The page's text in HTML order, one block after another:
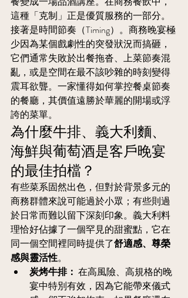
這種「克制」正是優質服務的一部分。
接著是時間節奏（Timing）。商務晚宴極
少因為某個戲劇性的突發狀況而搞砸，
它們通常失敗於出餐拖沓、上菜節奏混
亂，或是空間在最不該吵雜的時刻變得
震耳欲聾。一家懂得如何掌控餐桌節奏
的餐廳，其價值遠勝於華麗的開場或浮
誇的菜單。
為什麼牛排、義大利麵、
海鮮與葡萄酒是客戶晚宴
的最佳拍檔？
有些菜系固然出色，但對於背景多元的
商務群體來說可能過於小眾；有些則過
於日常而難以留下深刻印象。義大利料
理恰好佔據了一個罕見的甜蜜點，它在
同一個空間裡同時提供了舒適感、尊榮
感與靈活性。
炭烤牛排： 在高風險、高規格的晚
宴中特別有效，因為它能帶來儀式